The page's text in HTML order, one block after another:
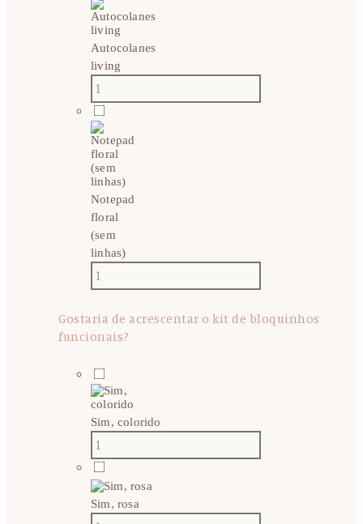
Autocolanes
living
Notepad
floral
(sem
linhas)
Gostaria de acrescentar o kit de bloquinhos
funcionais?
Sim, colorido
Sim, rosa